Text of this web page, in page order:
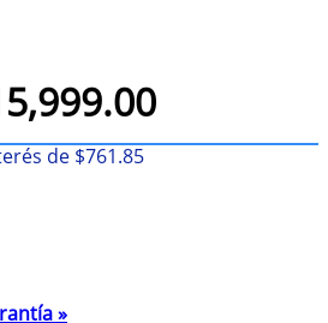
más opciones de personalización
,999.00
de $761.85
»